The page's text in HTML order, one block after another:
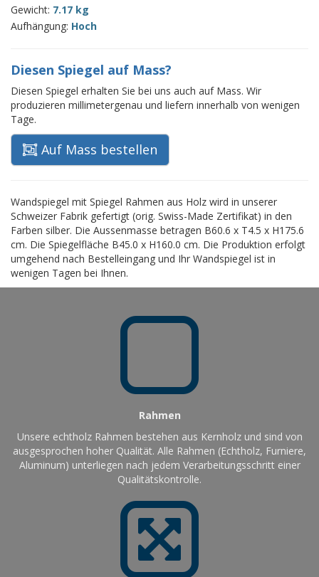
Gewicht: 7.17 kg
Aufhängung: Hoch
Diesen Spiegel auf Mass?
Diesen Spiegel erhalten Sie bei uns auch auf Mass. Wir
produzieren millimetergenau und liefern innerhalb von wenigen
Tage.
Auf Mass bestellen
Wandspiegel mit Spiegel Rahmen aus Holz wird in unserer
Schweizer Fabrik gefertigt (orig. Swiss-Made Zertifikat) in den
Farben silber. Die Aussenmasse betragen B60.6 x T4.5 x H175.6
cm. Die Spiegelfläche B45.0 x H160.0 cm. Die Produktion erfolgt
umgehend nach Bestelleingang und Ihr Wandspiegel ist in
wenigen Tagen bei Ihnen.
Rahmen
Unsere echtholz Rahmen bestehen aus Kernholz und sind von
ausgesprochen hoher Qualität. Alle Rahmen (Echtholz, Furniere,
Aluminum) unterliegen nach jedem Verarbeitungsschritt einer
Qualitätskontrolle.